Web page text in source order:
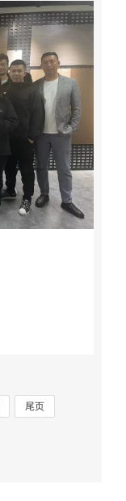
尾页